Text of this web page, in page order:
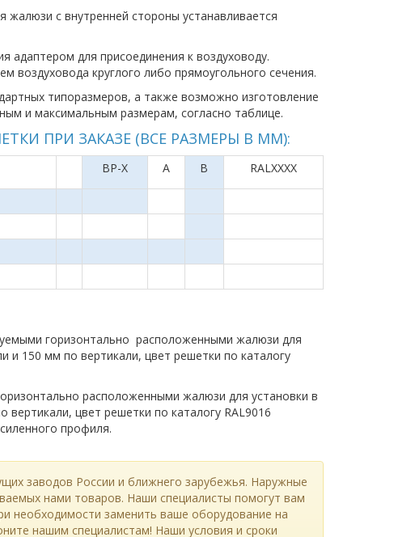
жалюзи с внутренней стороны устанавливается
для присоединения к воздуховоду.
воздуховода круглого либо прямоугольного сечения.
типоразмеров, а также возможно изготовление
и максимальным размерам, согласно таблице.
ПРИ ЗАКАЗЕ (ВСЕ РАЗМЕРЫ В ММ):
ВР-X A B RALXXXX
горизонтально расположенными жалюзи для
и 150 мм по вертикали, цвет решетки по каталогу
расположенными жалюзи для установки в
цвет решетки по каталогу RAL9016
профиля.
заводов России и ближнего зарубежья. Наружные
нами товаров. Наши специалисты помогут вам
необходимости заменить ваше оборудование на
нашим специалистам! Наши условия и сроки